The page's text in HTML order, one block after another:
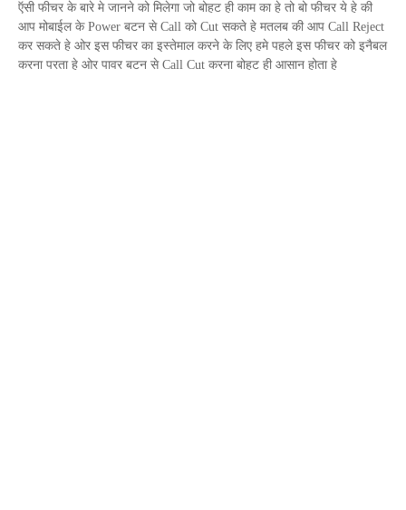
ऍसी फीचर के बारे मे जानने को मिलेगा जो बोहट ही काम का हे तो बो फीचर ये हे की
आप मोबाईल के Power बटन से Call को Cut सकते हे मतलब की आप Call Reject
कर सकते हे ओर इस फीचर का इस्तेमाल करने के लिए हमे पहले इस फीचर को इनैबल
करना परता हे ओर पावर बटन से Call Cut करना बोहट ही आसान होता हे